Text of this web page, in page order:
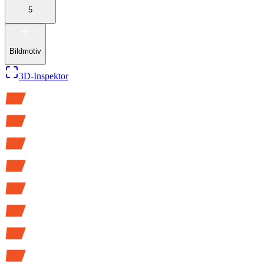
5
Bildmotiv
3D-Inspektor